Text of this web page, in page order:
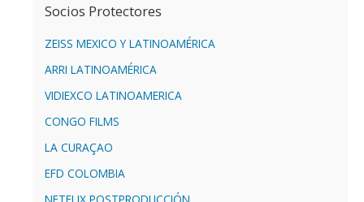
Socios Protectores
ZEISS MEXICO Y LATINOAMÉRICA
ARRI LATINOAMÉRICA
VIDIEXCO LATINOAMERICA
CONGO FILMS
LA CURAÇAO
EFD COLOMBIA